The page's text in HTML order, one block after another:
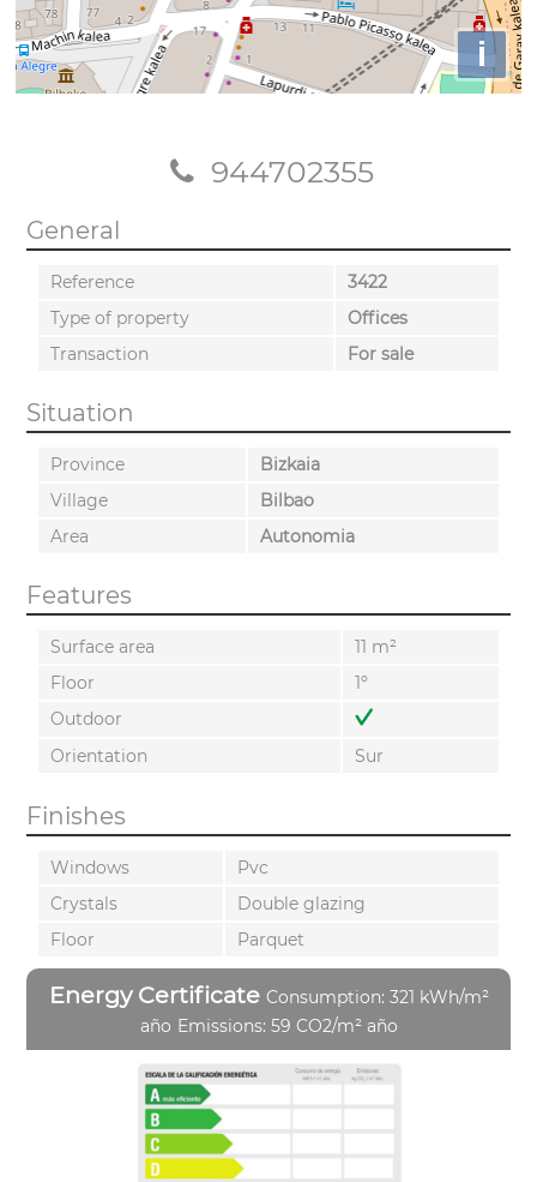
i
944702355
General
Reference
3422
Type of property
Offices
Transaction
For sale
Situation
Province
Bizkaia
Village
Bilbao
Area
Autonomia
Features
Surface area
11 m²
Floor
1º
Outdoor
Orientation
Sur
Finishes
Windows
Pvc
Crystals
Double glazing
Floor
Parquet
Energy Certificate Consumption: 321 kWh/m²
año Emissions: 59 CO2/m² año